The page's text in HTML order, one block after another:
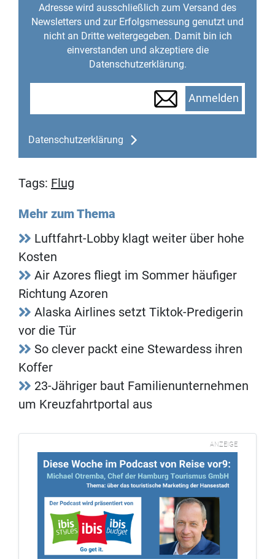
Adresse wird ausschließlich zum Versand des
Newsletters und zur Erfolgsmessung genutzt und
nicht an Dritte weitergegeben. Damit bin ich
einverstanden und akzeptiere die
Datenschutzerklärung.
Anmelden
Datenschutzerklärung
Tags: Flug
Mehr zum Thema
Luftfahrt-Lobby klagt weiter über hohe
Kosten
Air Azores fliegt im Sommer häufiger
Richtung Azoren
Alaska Airlines setzt Tiktok-Predigerin
vor die Tür
So clever packt eine Stewardess ihren
Koffer
23-Jähriger baut Familienunternehmen
um Kreuzfahrtportal aus
ANZEIGE